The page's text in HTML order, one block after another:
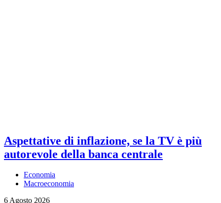
Aspettative di inflazione, se la TV è più
autorevole della banca centrale
Economia
Macroeconomia
6 Agosto 2026